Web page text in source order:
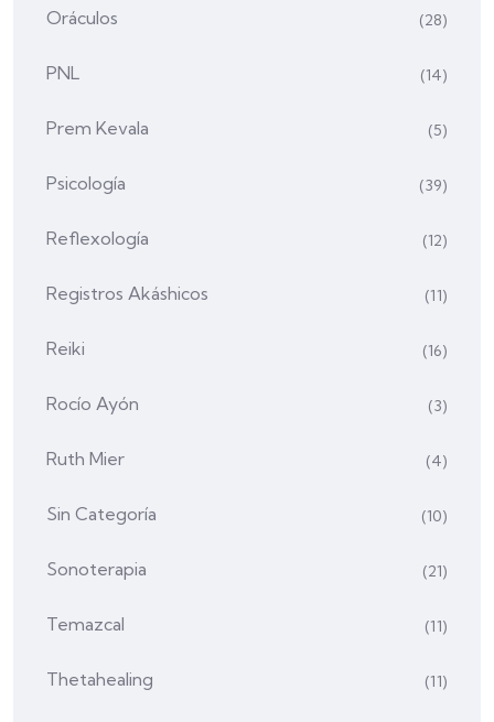
Oráculos (28)
PNL (14)
Prem Kevala (5)
Psicología (39)
Reflexología (12)
Registros Akáshicos (11)
Reiki (16)
Rocío Ayón (3)
Ruth Mier (4)
Sin Categoría (10)
Sonoterapia (21)
Temazcal (11)
Thetahealing (11)